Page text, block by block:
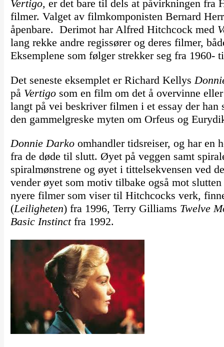
Vertigo, er det bare til dels at påvirkningen fra
filmer. Valget av filmkomponisten Bernard
åpenbare. Derimot har Alfred Hitchcock med
lang rekke andre regissører og deres filmer,
Eksemplene som følger strekker seg fra 1960-
Det seneste eksemplet er Richard Kellys
på Vertigo som en film om det å overvinne
langt på vei beskriver filmen i et essay der
den gammelgreske myten om Orfeus og
Donnie Darkoomhandler tidsreiser, og har en
fra de døde til slutt. Øyet på veggen samt
spiralmønstrene og øyet i tittelsekvensen ved
vender øyet som motiv tilbake også mot
nyere filmer som viser til Hitchcocks verk,
(Leiligheten) fra 1996, Terry Gilliams Twelve
Basic Instinctfra 1992.